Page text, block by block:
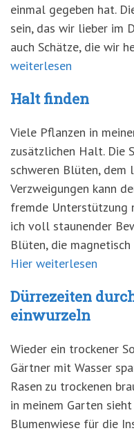
einmal gegeben hat.
sein, das wir lieber im
auch Schätze, die wir
weiterlesen
Halt finden
Viele Pflanzen in
zusätzlichen Halt. Die
schweren Blüten, dem
Verzweigungen kann
fremde Unterstützung
ich voll staunender
Blüten, die magnetisch
Hier weiterlesen
Dürrezeiten
einwurzeln
Wieder ein trockener
Gärtner mit Wasser
Rasen zu trockenen
in meinem Garten
Blumenwiese für die